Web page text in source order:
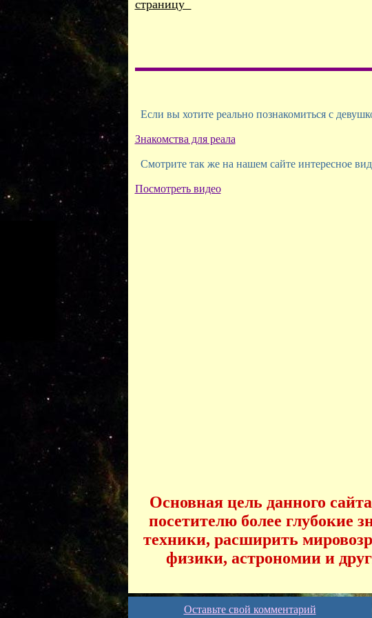
страницу
Если вы хотите реально познакомиться с
Знакомства для реала
Смотрите так же на нашем сайте интересное
Посмотреть видео
Основная цель данного
посетителю более глубокие
техники, расширить
физики, астрономии и
Оставьте свой комментарий